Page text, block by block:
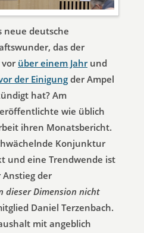
neue deutsche
das der
vor über einem Jahrund
der Einigungder Ampel
hat? Am
wie üblich
ihren Monatsbericht.
Konjunktur
und eine Trendwende ist
der
dieser Dimension nicht
Daniel Terzenbach.
mit angeblich